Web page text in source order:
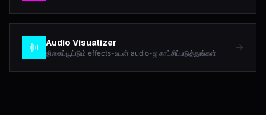
Audio Visualizer
திகைப்பூட்டும் effects-உடன் audio-ஐ காட்சிப்படுத்துங்கள்